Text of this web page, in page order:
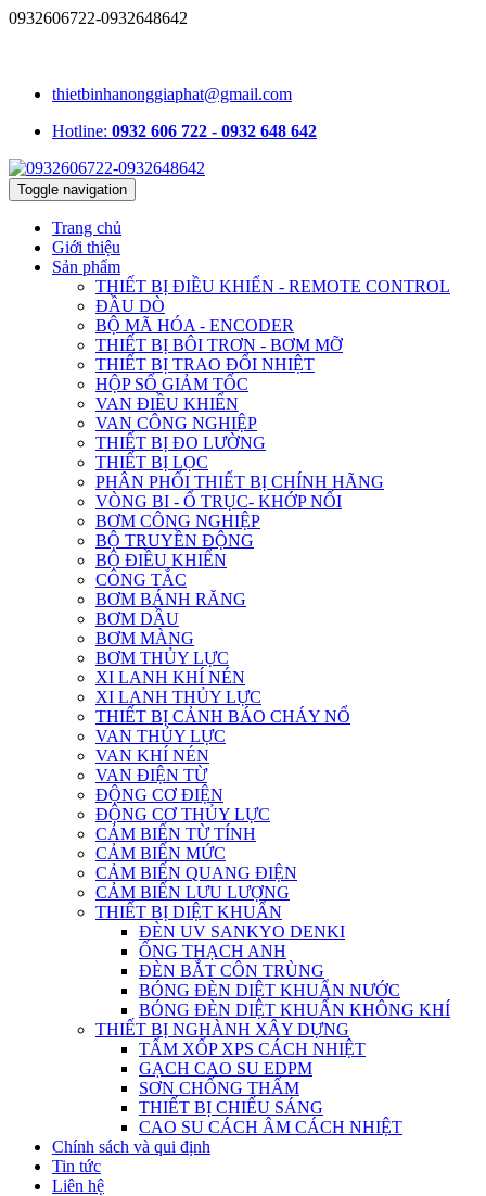
0932606722-0932648642
thietbinhanonggiaphat@gmail.com
Hotline: 0932 606 722 - 0932 648 642
Toggle navigation
Trang chủ
Giới thiệu
Sản phẩm
THIẾT BỊ ĐIỀU KHIỂN - REMOTE CONTROL
ĐẦU DÒ
BỘ MÃ HÓA - ENCODER
THIẾT BỊ BÔI TRƠN - BƠM MỠ
THIẾT BỊ TRAO ĐỔI NHIỆT
HỘP SỐ GIẢM TỐC
VAN ĐIỀU KHIỂN
VAN CÔNG NGHIỆP
THIẾT BỊ ĐO LƯỜNG
THIẾT BỊ LỌC
PHÂN PHỐI THIẾT BỊ CHÍNH HÃNG
VÒNG BI - Ổ TRỤC- KHỚP NỐI
BƠM CÔNG NGHIỆP
BỘ TRUYỀN ĐỘNG
BỘ ĐIỀU KHIỂN
CÔNG TẮC
BƠM BÁNH RĂNG
BƠM DẦU
BƠM MÀNG
BƠM THỦY LỰC
XI LANH KHÍ NÉN
XI LANH THỦY LỰC
THIẾT BỊ CẢNH BÁO CHÁY NỔ
VAN THỦY LỰC
VAN KHÍ NÉN
VAN ĐIỆN TỪ
ĐỘNG CƠ ĐIỆN
ĐỘNG CƠ THỦY LỰC
CẢM BIẾN TỪ TÍNH
CẢM BIẾN MỨC
CẢM BIẾN QUANG ĐIỆN
CẢM BIẾN LƯU LƯỢNG
THIẾT BỊ DIỆT KHUẨN
ĐÈN UV SANKYO DENKI
ỐNG THẠCH ANH
ĐÈN BẮT CÔN TRÙNG
BÓNG ĐÈN DIỆT KHUẨN NƯỚC
BÓNG ĐÈN DIỆT KHUẨN KHÔNG KHÍ
THIẾT BỊ NGHÀNH XÂY DỰNG
TẤM XỐP XPS CÁCH NHIỆT
GẠCH CAO SU EDPM
SƠN CHỐNG THẤM
THIẾT BỊ CHIẾU SÁNG
CAO SU CÁCH ÂM CÁCH NHIỆT
Chính sách và qui định
Tin tức
Liên hệ